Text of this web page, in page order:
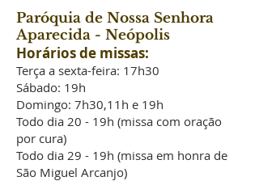
Paróquia de Nossa Senhora
Aparecida - Neópolis
Horários de missas:
Terça a sexta-feira: 17h30
Sábado: 19h
Domingo: 7h30,11h e 19h
Todo dia 20 - 19h (missa com oração
por cura)
Todo dia 29 - 19h (missa em honra de
São Miguel Arcanjo)